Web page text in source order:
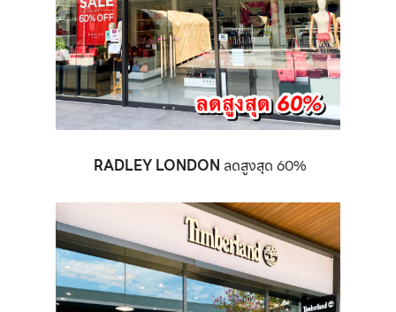
RADLEY LONDON ลดสูงสุด 60%